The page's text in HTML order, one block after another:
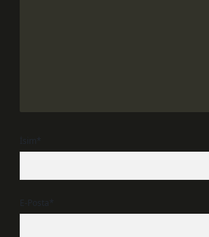
İsim*
E-Posta*